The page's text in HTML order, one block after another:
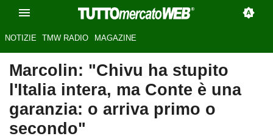
NOTIZIE TMW RADIO MAGAZINE
Marcolin: "Chivu ha stupito
l'Italia intera, ma Conte è una
garanzia: o arriva primo o
secondo"